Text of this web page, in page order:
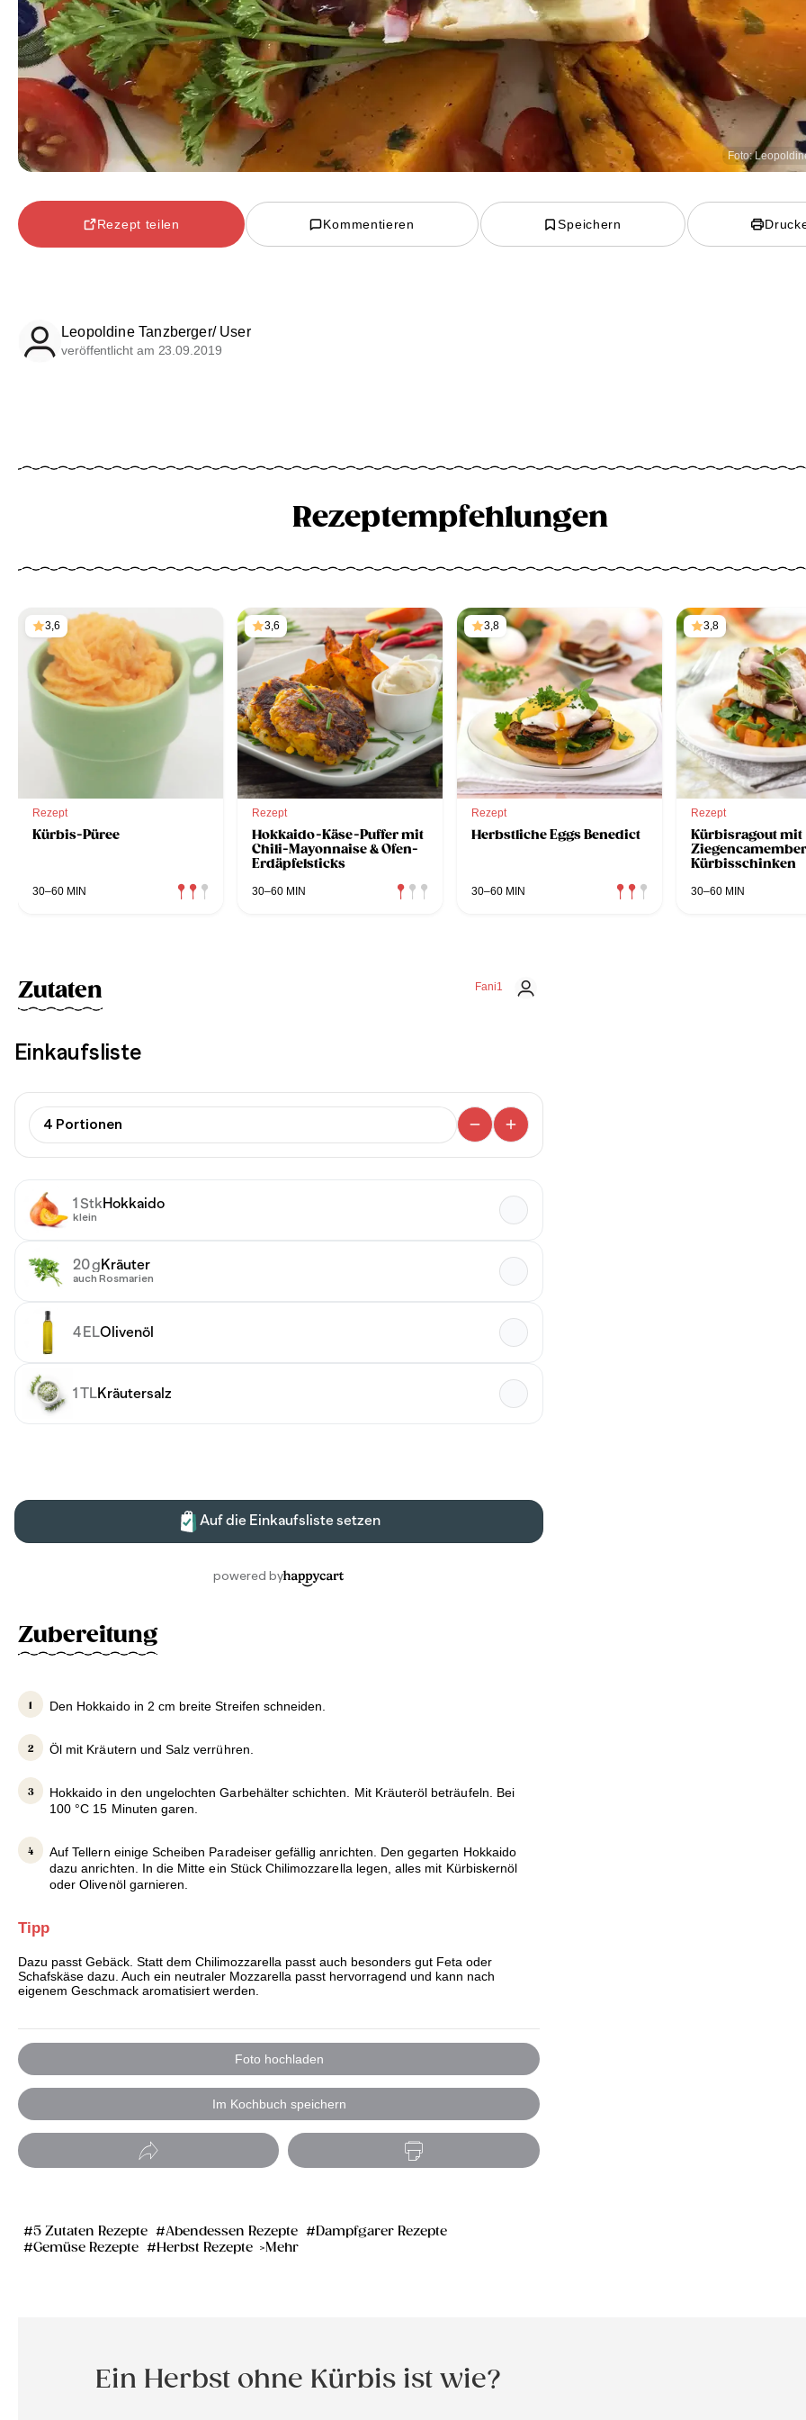
Foto:
Rezept teilen Kommentieren Speichern
Leopoldine Tanzberger/ User
veröffentlicht am 23.09.2019
Rezeptempfehlungen
3,6
Rezept
Kürbis-Püree
30–60 MIN
3,6
Rezept
Hokkaido-Käse-Puffer mit
Chili-Mayonnaise & Ofen-
Erdäpfelsticks
30–60 MIN
3,8
Rezept
Herbstliche Eggs Benedict
30–60 MIN
3,8
Rezept
Kürbisragout mit
Kürbisschinken
30–60 MIN
Fani1
Zutaten
Zubereitung
Den Hokkaido in 2 cm breite Streifen schneiden.
Öl mit Kräutern und Salz verrühren.
Hokkaido in den ungelochten Garbehälter schichten. Mit Kräuteröl beträufeln. Bei
100 °C 15 Minuten garen.
Auf Tellern einige Scheiben Paradeiser gefällig anrichten. Den gegarten Hokkaido
dazu anrichten. In die Mitte ein Stück Chilimozzarella legen, alles mit Kürbiskernöl
oder Olivenöl garnieren.
Tipp
Dazu passt Gebäck. Statt dem Chilimozzarella passt auch besonders gut Feta oder
Schafskäse dazu. Auch ein neutraler Mozzarella passt hervorragend und kann nach
eigenem Geschmack aromatisiert werden.
Foto hochladen
Im Kochbuch speichern
5 Zutaten Rezepte Abendessen Rezepte
Dampfgarer Rezepte
Gemüse Rezepte
Herbst Rezepte Mehr
Ein Herbst ohne Kürbis ist wie?